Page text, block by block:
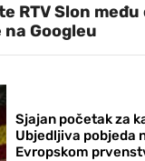
RTV Slon
Googleu
Sjajan početak za
Ubjedljiva pobjeda
Evropskom